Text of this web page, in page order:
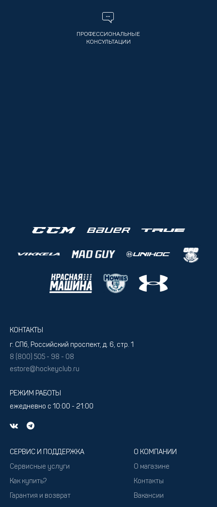
ПРОФЕССИОНАЛЬНЫЕ
КОНСУЛЬТАЦИИ
КОНТАКТЫ
г. СПб, Российский проспект, д. 6, стр. 1
8 (800) 505 - 98 - 08
estore@hockeyclub.ru
РЕЖИМ РАБОТЫ
ежедневно с 10:00 - 21:00
СЕРВИС И ПОДДЕРЖКА
Сервисные услуги
Как купить?
Гарантия и возврат
О КОМПАНИИ
О магазине
Контакты
Вакансии